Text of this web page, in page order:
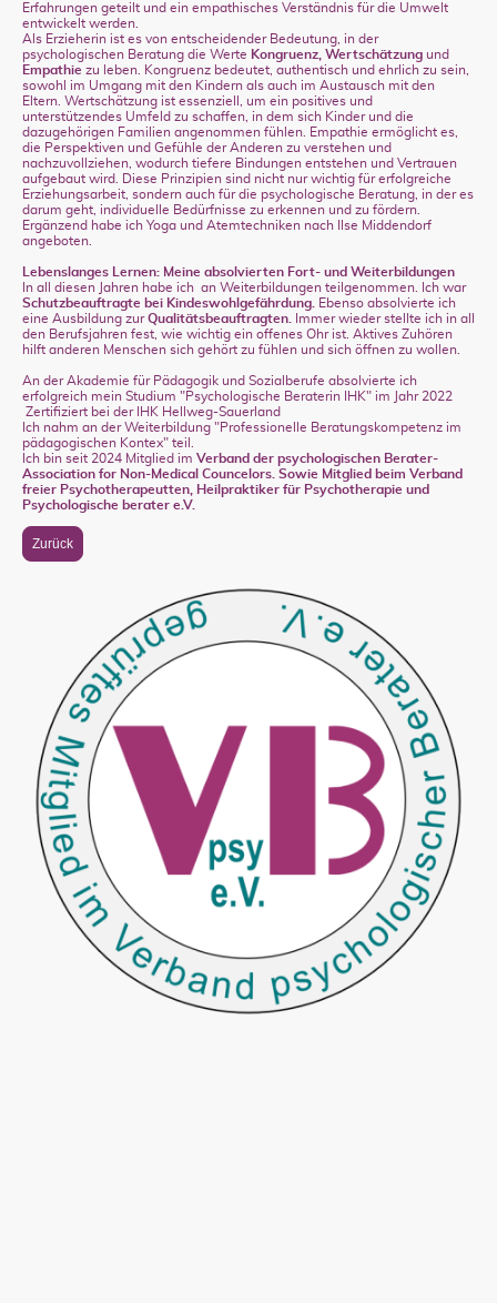
Erfahrungen geteilt und ein empathisches Verständnis für die Umwelt
entwickelt werden.
Als Erzieherin ist es von entscheidender Bedeutung, in der
psychologischen Beratung die Werte Kongruenz, Wertschätzung und
Empathie zu leben. Kongruenz bedeutet, authentisch und ehrlich zu sein,
sowohl im Umgang mit den Kindern als auch im Austausch mit den
Eltern. Wertschätzung ist essenziell, um ein positives und
unterstützendes Umfeld zu schaffen, in dem sich Kinder und die
dazugehörigen Familien angenommen fühlen. Empathie ermöglicht es,
die Perspektiven und Gefühle der Anderen zu verstehen und
nachzuvollziehen, wodurch tiefere Bindungen entstehen und Vertrauen
aufgebaut wird. Diese Prinzipien sind nicht nur wichtig für erfolgreiche
Erziehungsarbeit, sondern auch für die psychologische Beratung, in der es
darum geht, individuelle Bedürfnisse zu erkennen und zu fördern.
Ergänzend habe ich Yoga und Atemtechniken nach Ilse Middendorf
angeboten.
Lebenslanges Lernen: Meine absolvierten Fort- und Weiterbildungen
In all diesen Jahren habe ich an Weiterbildungen teilgenommen. Ich war
Schutzbeauftragte bei Kindeswohlgefährdung.
Ebenso absolvierte ich
eine Ausbildung zurQualitätsbeauftragten.
Immer wieder stellte ich in all
den Berufsjahren fest, wie wichtig ein offenes Ohr ist. Aktives Zuhören
hilft anderen Menschen sich gehört zu fühlen und sich öffnen zu wollen.
An der Akademie für Pädagogik und Sozialberufe absolvierte ich
erfolgreich mein Studium "Psychologische Beraterin IHK" im Jahr 2022
Zertifiziert bei der IHK Hellweg-Sauerland
Ich nahm an der Weiterbildung "Professionelle Beratungskompetenz im
pädagogischen Kontex" teil.
Ich bin seit 2024 Mitglied im Verband der psychologischen Berater-
Association for Non-Medical Councelors. Sowie Mitglied beim Verband
freier Psychotherapeutten, Heilpraktiker für Psychotherapie und
Psychologische berater e.V.
Zurück